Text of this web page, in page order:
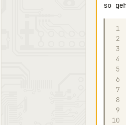
1
2
3
4
5
6
7
8
9
10